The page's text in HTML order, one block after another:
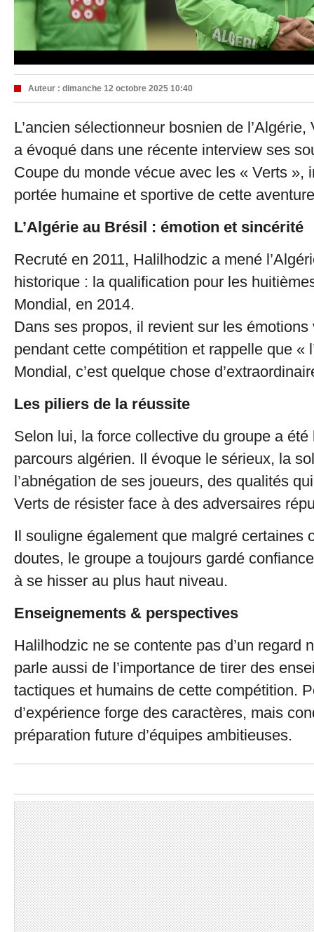
Auteur : dimanche 12 octobre 2025 10:40
L’ancien sélectionneur bosnien de
a évoqué dans une récente interview ses
Coupe du monde vécue avec les « Verts »,
portée humaine et sportive de cette
L’Algérie au Brésil : émotion et sincérité
Recruté en 2011, Halilhodzic a mené
historique : la qualification pour les
Mondial, en 2014.
Dans ses propos, il revient sur les
pendant cette compétition et rappelle que «
Mondial, c’est quelque chose
Les piliers de la réussite
Selon lui, la force collective du groupe a
parcours algérien. Il évoque le sérieux, la
l’abnégation de ses joueurs, des qualités
Verts de résister face à des adversaires
Il souligne également que malgré certaines
doutes, le groupe a toujours gardé
à se hisser au plus haut niveau.
Enseignements & perspectives
Halilhodzic ne se contente pas d’un regard
parle aussi de l’importance de tirer des
tactiques et humains de cette compétition.
d’expérience forge des caractères, mais
préparation future d’équipes ambitieuses.